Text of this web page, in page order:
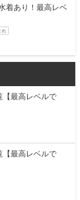
着あり！最高レベ
れ
【最高レベルで
【最高レベルで